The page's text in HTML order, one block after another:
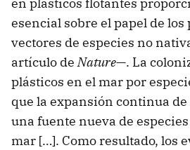
esencial sobre el papel de los
vectores de especies no
artículo deNature—. La
plásticos en el mar por
que la expansión continua
una fuente nueva de
mar […]. Como resultado, los